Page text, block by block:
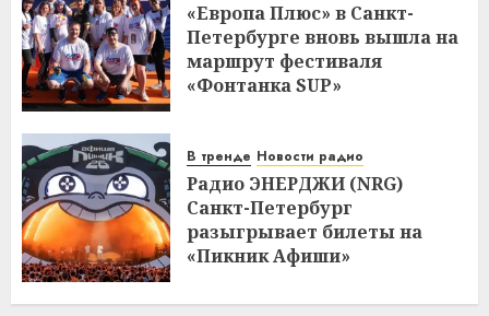
«Европа Плюс» в Санкт-
Петербурге вновь вышла на
маршрут фестиваля
«Фонтанка SUP»
В тренде Новости радио
Радио ЭНЕРДЖИ (NRG)
Санкт-Петербург
разыгрывает билеты на
«Пикник Афиши»